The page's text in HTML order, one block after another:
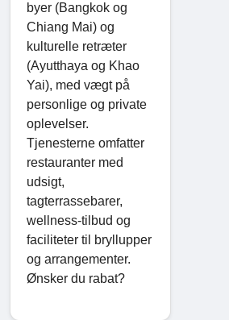
byer (Bangkok og
Chiang Mai) og
kulturelle retræter
(Ayutthaya og Khao
Yai), med vægt på
personlige og private
oplevelser.
Tjenesterne omfatter
restauranter med
udsigt,
tagterrassebarer,
wellness-tilbud og
faciliteter til bryllupper
og arrangementer.
Ønsker du rabat?